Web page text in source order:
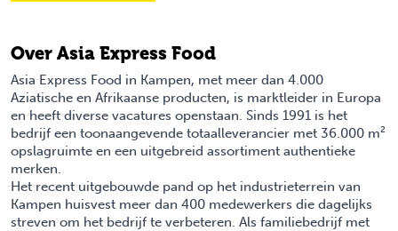
Over Asia Express Food
Asia Express Food in Kampen, met meer dan 4.000
Aziatische en Afrikaanse producten, is marktleider in Europa
en heeft diverse vacatures openstaan. Sinds 1991 is het
bedrijf een toonaangevende totaalleverancier met 36.000 m²
opslagruimte en een uitgebreid assortiment authentieke
merken.
Het recent uitgebouwde pand op het industrieterrein van
Kampen huisvest meer dan 400 medewerkers die dagelijks
streven om het bedrijf te verbeteren. Als familiebedrijf met